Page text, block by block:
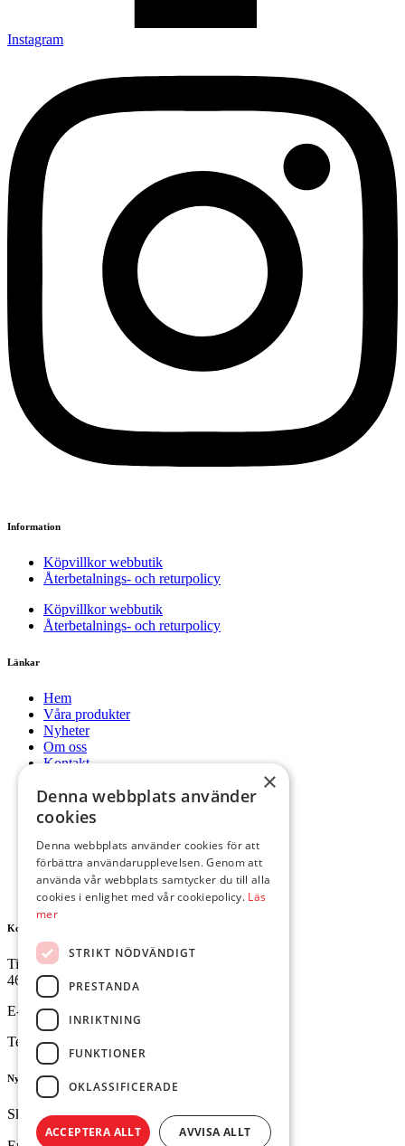
Instagram
Information
Köpvillkor webbutik
Återbetalnings- och returpolicy
Köpvillkor webbutik
Återbetalnings- och returpolicy
Länkar
Hem
Våra produkter
Nyheter
Om oss
Kontakt
Hem
Våra produkter
Nyheter
Om oss
Kontakt
Mitt konto
Kontakta oss
Tingvallavägen 34
461 32 Trollhättan
E-mail:butik@ejesgolv.se
Telefon:0520-795 00
Nyhetsbrev
Skriv upp dig för att få dem senaste nyheterna.
×
Denna webbplats använder
cookies
Denna webbplats använder cookies för att
förbättra användarupplevelsen. Genom att
använda vår webbplats samtycker du till alla
cookies i enlighet med vår cookiepolicy. Läs
mer
STRIKT NÖDVÄNDIGT
PRESTANDA
INRIKTNING
FUNKTIONER
OKLASSIFICERADE
ACCEPTERA ALLT AVVISA ALLT